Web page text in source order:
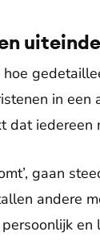
in een
dat
gaan
andere
en